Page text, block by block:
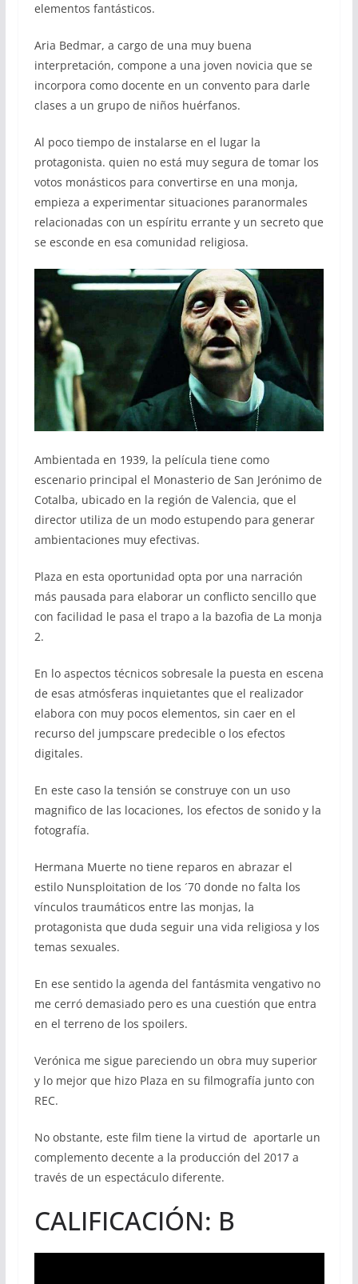
elementos fantásticos.
Aria Bedmar, a cargo de una muy buena
interpretación, compone a una joven novicia que se
incorpora como docente en un convento para darle
clases a un grupo de niños huérfanos.
Al poco tiempo de instalarse en el lugar la
protagonista. quien no está muy segura de tomar los
votos monásticos para convertirse en una monja,
empieza a experimentar situaciones paranormales
relacionadas con un espíritu errante y un secreto que
se esconde en esa comunidad religiosa.
Ambientada en 1939, la película tiene como
escenario principal el Monasterio de San Jerónimo de
Cotalba, ubicado en la región de Valencia, que el
director utiliza de un modo estupendo para generar
ambientaciones muy efectivas.
Plaza en esta oportunidad opta por una narración
más pausada para elaborar un conflicto sencillo que
con facilidad le pasa el trapo a la bazofia de La monja
2.
En lo aspectos técnicos sobresale la puesta en escena
de esas atmósferas inquietantes que el realizador
elabora con muy pocos elementos, sin caer en el
recurso del jumpscare predecible o los efectos
digitales.
En este caso la tensión se construye con un uso
magnifico de las locaciones, los efectos de sonido y la
fotografía.
Hermana Muerte no tiene reparos en abrazar el
estilo Nunsploitation de los ´70 donde no falta los
vínculos traumáticos entre las monjas, la
protagonista que duda seguir una vida religiosa y los
temas sexuales.
En ese sentido la agenda del fantásmita vengativo no
me cerró demasiado pero es una cuestión que entra
en el terreno de los spoilers.
Verónica me sigue pareciendo un obra muy superior
y lo mejor que hizo Plaza en su filmografía junto con
REC.
No obstante, este film tiene la virtud de aportarle un
complemento decente a la producción del 2017 a
través de un espectáculo diferente.
CALIFICACIÓN: B